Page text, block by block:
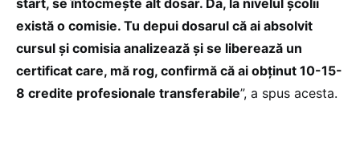
există o comisie. Tu depui dosarul că ai absolvit
cursul și comisia analizează și se liberează un
certificat care, mă rog, confirmă că ai obținut 10-15-
8 credite profesionale transferabile”, a spus acesta.